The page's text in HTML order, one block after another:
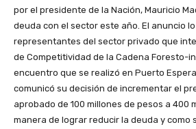
por el presidente de la Nación, Mauricio
deuda con el sector este año. El anuncio
representantes del sector privado que
de Competitividad de la Cadena Foresto-
encuentro que se realizó en Puerto
comunicó su decisión de incrementar el
aprobado de 100 millones de pesos a 400
manera de lograr reducir la deuda y como